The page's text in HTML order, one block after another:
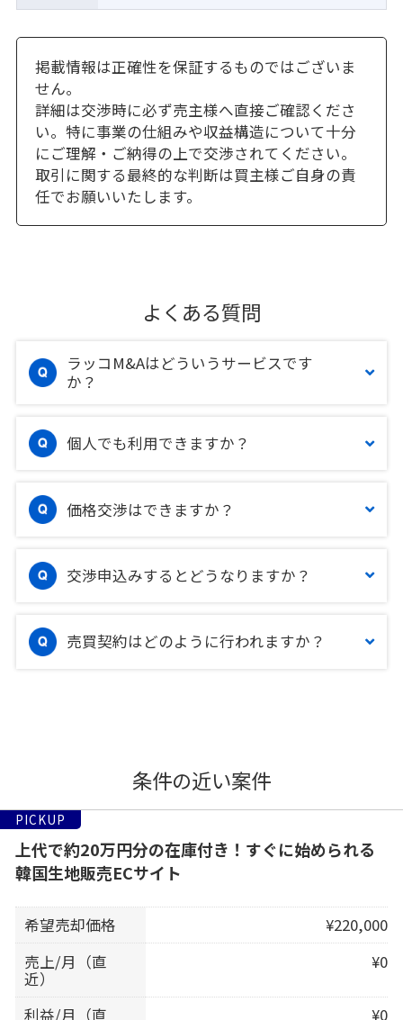
掲載情報は正確性を保証するものではございま
せん。
詳細は交渉時に必ず売主様へ直接ご確認くださ
い。特に事業の仕組みや収益構造について十分
にご理解・ご納得の上で交渉されてください。
取引に関する最終的な判断は買主様ご自身の責
任でお願いいたします。
よくある質問
ラッコM&Aはどういうサービスです
か？
個人でも利用できますか？
価格交渉はできますか？
交渉申込みするとどうなりますか？
売買契約はどのように行われますか？
条件の近い案件
PICKUP
上代で約20万円分の在庫付き！すぐに始められる
韓国生地販売ECサイト
希望売却価格
¥220,000
売上/月（直
近）
¥0
利益/月（直 ¥0